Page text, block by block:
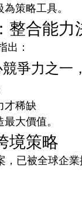
策略工具。
整合能力
出：
競爭力之
才稀缺
大價值。
境策略
，已被全球企